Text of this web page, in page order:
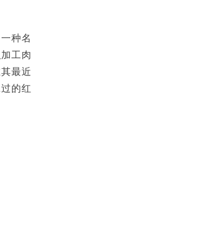
种名
工肉
最近
的红